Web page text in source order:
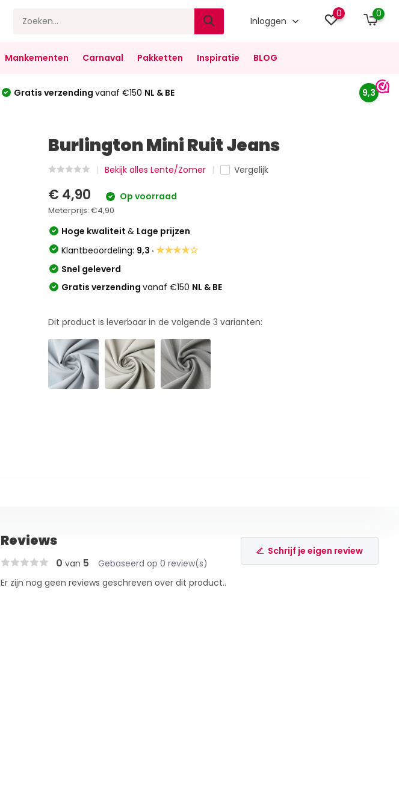
Inloggen
0 0
Mankementen Carnaval Pakketten Inspiratie BLOG
Gratis verzending vanaf €150 NL & BE 9,3
Burlington Mini Ruit Jeans
Bekijk alles Lente/Zomer Vergelijk
€ 4,90 Op voorraad
Meterprijs:€4,90
Hoge kwaliteit& Lage prijzen
Klantbeoordeling: 9,3 ·★★★★☆
Snel geleverd
Gratis verzendingvanaf €150 NL & BE
Dit product is leverbaar in de volgende3 varianten:
Reviews
0 van 5 Gebaseerd op 0 review(s)
Schrijf je eigen review
Er zijn nog geen reviews geschreven over dit product..